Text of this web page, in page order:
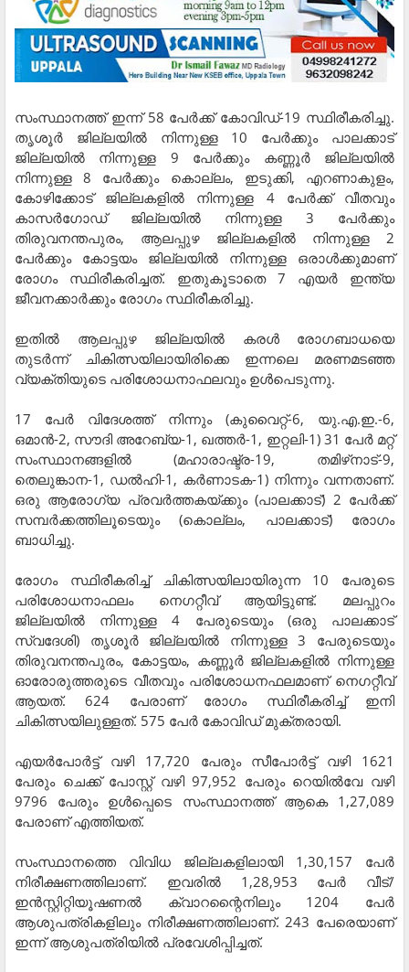
സംസ്ഥാനത്ത് ഇന്ന് 58 പേര്‍ക്ക് കോവിഡ്-19 സ്ഥിരീകരിച്ചു.
തൃശൂര്‍ ജില്ലയില്‍ നിന്നുള്ള 10 പേര്‍ക്കും പാലക്കാട്
ജില്ലയില്‍ നിന്നുള്ള 9 പേര്‍ക്കും കണ്ണൂര്‍ ജില്ലയില്‍
നിന്നുള്ള 8 പേര്‍ക്കും കൊല്ലം, ഇടുക്കി, എറണാകുളം,
കോഴിക്കോട് ജില്ലകളില്‍ നിന്നുള്ള 4 പേര്‍ക്ക് വീതവും
കാസര്‍ഗോഡ് ജില്ലയില്‍ നിന്നുള്ള 3 പേര്‍ക്കും
തിരുവനന്തപുരം, ആലപ്പുഴ ജില്ലകളില്‍ നിന്നുള്ള 2
പേര്‍ക്കും കോട്ടയം ജില്ലയില്‍ നിന്നുള്ള ഒരാള്‍ക്കുമാണ്
രോഗം സ്ഥിരീകരിച്ചത്. ഇതുകൂടാതെ 7 എയര്‍ ഇന്ത്യ
ജീവനക്കാര്‍ക്കും രോഗം സ്ഥിരീകരിച്ചു.
ഇതില്‍ ആലപ്പുഴ ജില്ലയില്‍ കരള്‍ രോഗബാധയെ
തുടര്‍ന്ന് ചികിത്സയിലായിരിക്കെ ഇന്നലെ മരണമടഞ്ഞ
വ്യക്തിയുടെ പരിശോധനാഫലവും ഉള്‍പെടുന്നു.
17 പേര്‍ വിദേശത്ത് നിന്നും (കുവൈറ്റ്-6, യു.എ.ഇ.-6,
ഒമാന്‍-2, സൗദി അറേബ്യ-1, ഖത്തര്‍-1, ഇറ്റലി-1) 31 പേര്‍ മറ്റ്
സംസ്ഥാനങ്ങളില്‍ (മഹാരാഷ്ട്ര-19, തമിഴ്‌നാട്-9,
തെലുങ്കാന-1, ഡല്‍ഹി-1, കര്‍ണാടക-1) നിന്നും വന്നതാണ്.
ഒരു ആരോഗ്യ പ്രവര്‍ത്തകയ്ക്കും (പാലക്കാട്) 2 പേര്‍ക്ക്
സമ്പര്‍ക്കത്തിലൂടെയും (കൊല്ലം, പാലക്കാട്) രോഗം
ബാധിച്ചു.
രോഗം സ്ഥിരീകരിച്ച് ചികിത്സയിലായിരുന്ന 10 പേരുടെ
പരിശോധനാഫലം നെഗറ്റീവ് ആയിട്ടുണ്ട്. മലപ്പുറം
ജില്ലയില്‍ നിന്നുള്ള 4 പേരുടെയും (ഒരു പാലക്കാട്
സ്വദേശി) തൃശൂര്‍ ജില്ലയില്‍ നിന്നുള്ള 3 പേരുടെയും
തിരുവനന്തപുരം, കോട്ടയം, കണ്ണൂര്‍ ജില്ലകളില്‍ നിന്നുള്ള
ഓരോരുത്തരുടെ വീതവും പരിശോധനഫലമാണ് നെഗറ്റീവ്
ആയത്. 624 പേരാണ് രോഗം സ്ഥിരീകരിച്ച് ഇനി
ചികിത്സയിലുള്ളത്. 575 പേര്‍ കോവിഡ് മുക്തരായി.
എയര്‍പോര്‍ട്ട് വഴി 17,720 പേരും സീപോര്‍ട്ട് വഴി 1621
പേരും ചെക്ക് പോസ്റ്റ് വഴി 97,952 പേരും റെയില്‍വേ വഴി
9796 പേരും ഉള്‍പ്പെടെ സംസ്ഥാനത്ത് ആകെ 1,27,089
പേരാണ് എത്തിയത്.
സംസ്ഥാനത്തെ വിവിധ ജില്ലകളിലായി 1,30,157 പേര്‍
നിരീക്ഷണത്തിലാണ്. ഇവരില്‍ 1,28,953 പേര്‍ വീട്/
ഇന്‍സ്റ്റിറ്റിയൂഷണല്‍ ക്വാറന്റൈനിലും 1204 പേര്‍
ആശുപത്രികളിലും നിരീക്ഷണത്തിലാണ്. 243 പേരെയാണ്
ഇന്ന് ആശുപത്രിയില്‍ പ്രവേശിപ്പിച്ചത്.